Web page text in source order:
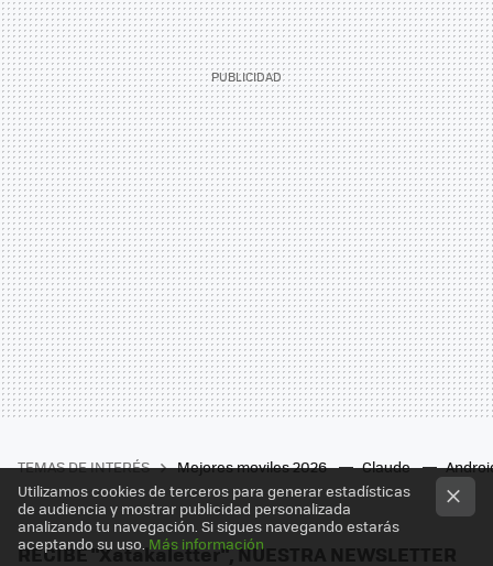
TEMAS DE INTERÉS Mejores moviles 2026 Claude
RECIBE "Xatakaletter", NUESTRA NEWSLETTER
Utilizamos cookies de terceros para generar estadísticas
de audiencia y mostrar publicidad personalizada
analizando tu navegación. Si sigues navegando estarás
aceptando su uso. Más información